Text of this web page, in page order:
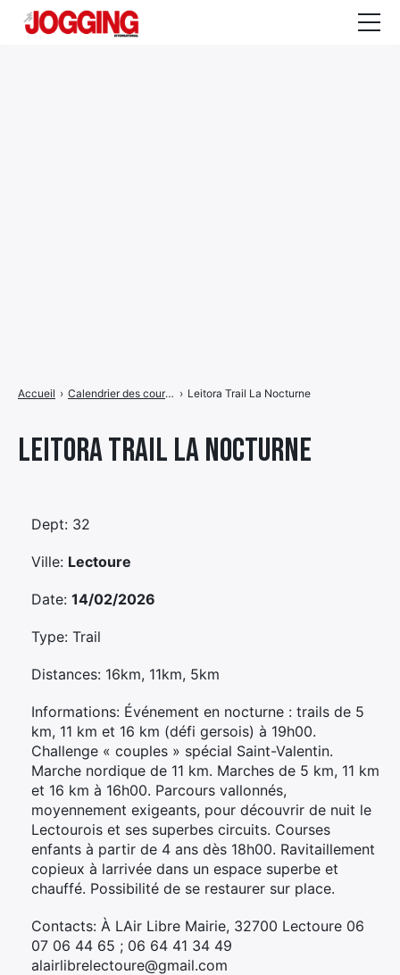
Leitora Trail La Nocturne
Accueil › Calendrier des courses › Leitora Trail La Nocturne
Dept: 32
Ville: Lectoure
Date: 14/02/2026
Type: Trail
Distances: 16km, 11km, 5km
Informations: Événement en nocturne : trails de 5
km, 11 km et 16 km (défi gersois) à 19h00.
Challenge « couples » spécial Saint-Valentin.
Marche nordique de 11 km. Marches de 5 km, 11 km
et 16 km à 16h00. Parcours vallonnés,
moyennement exigeants, pour découvrir de nuit le
Lectourois et ses superbes circuits. Courses
enfants à partir de 4 ans dès 18h00. Ravitaillement
copieux à larrivée dans un espace superbe et
chauffé. Possibilité de se restaurer sur place.
Contacts: À LAir Libre Mairie, 32700 Lectoure 06
07 06 44 65 ; 06 64 41 34 49
alairlibrelectoure@gmail.com
de
ÉlémentÉlément